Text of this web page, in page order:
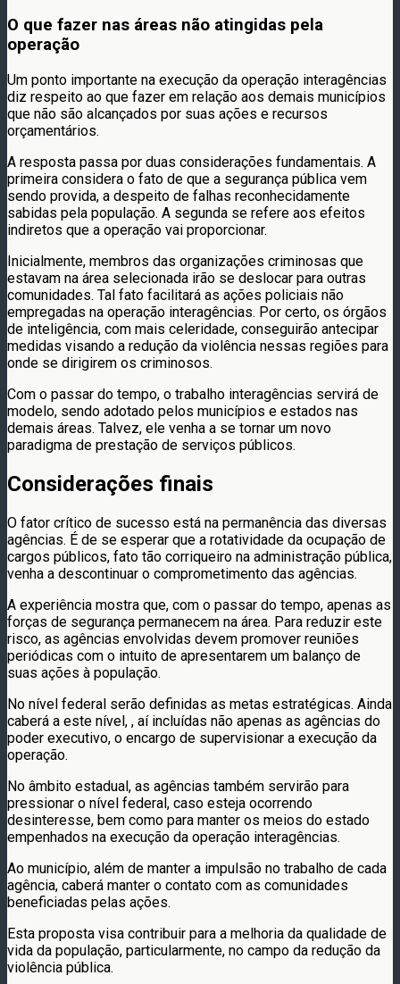
O que fazer nas áreas não atingidas pela
operação
Um ponto importante na execução da operação interagências
diz respeito ao que fazer em relação aos demais municípios
que não são alcançados por suas ações e recursos
orçamentários.
A resposta passa por duas considerações fundamentais. A
primeira considera o fato de que a segurança pública vem
sendo provida, a despeito de falhas reconhecidamente
sabidas pela população. A segunda se refere aos efeitos
indiretos que a operação vai proporcionar.
Inicialmente, membros das organizações criminosas que
estavam na área selecionada irão se deslocar para outras
comunidades. Tal fato facilitará as ações policiais não
empregadas na operação interagências. Por certo, os órgãos
de inteligência, com mais celeridade, conseguirão antecipar
medidas visando a redução da violência nessas regiões para
onde se dirigirem os criminosos.
Com o passar do tempo, o trabalho interagências servirá de
modelo, sendo adotado pelos municípios e estados nas
demais áreas. Talvez, ele venha a se tornar um novo
paradigma de prestação de serviços públicos.
Considerações finais
O fator crítico de sucesso está na permanência das diversas
agências. É de se esperar que a rotatividade da ocupação de
cargos públicos, fato tão corriqueiro na administração pública,
venha a descontinuar o comprometimento das agências.
A experiência mostra que, com o passar do tempo, apenas as
forças de segurança permanecem na área. Para reduzir este
risco, as agências envolvidas devem promover reuniões
periódicas com o intuito de apresentarem um balanço de
suas ações à população.
No nível federal serão definidas as metas estratégicas. Ainda
caberá a este nível, , aí incluídas não apenas as agências do
poder executivo, o encargo de supervisionar a execução da
operação.
No âmbito estadual, as agências também servirão para
pressionar o nível federal, caso esteja ocorrendo
desinteresse, bem como para manter os meios do estado
empenhados na execução da operação interagências.
Ao município, além de manter a impulsão no trabalho de cada
agência, caberá manter o contato com as comunidades
beneficiadas pelas ações.
Esta proposta visa contribuir para a melhoria da qualidade de
vida da população, particularmente, no campo da redução da
violência pública.